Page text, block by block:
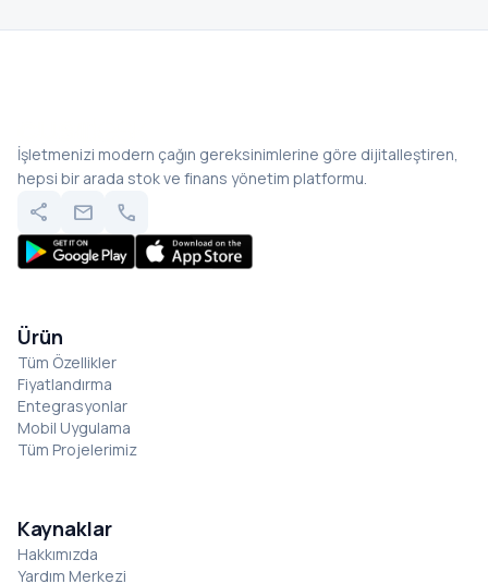
İşletmenizi modern çağın gereksinimlerine göre dijitalleştiren,
hepsi bir arada stok ve finans yönetim platformu.
share mail call
Ürün
Tüm Özellikler
Fiyatlandırma
Entegrasyonlar
Mobil Uygulama
Tüm Projelerimiz
Kaynaklar
Hakkımızda
Yardım Merkezi